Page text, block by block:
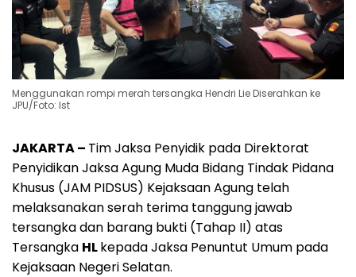
Menggunakan rompi merah tersangka Hendri Lie Diserahkan ke
JPU/Foto: Ist
JAKARTA – Tim Jaksa Penyidik pada Direktorat
Penyidikan Jaksa Agung Muda Bidang Tindak Pidana
Khusus (JAM PIDSUS) Kejaksaan Agung telah
melaksanakan serah terima tanggung jawab
tersangka dan barang bukti (Tahap II) atas
Tersangka HLkepada Jaksa Penuntut Umum pada
Kejaksaan Negeri Selatan.